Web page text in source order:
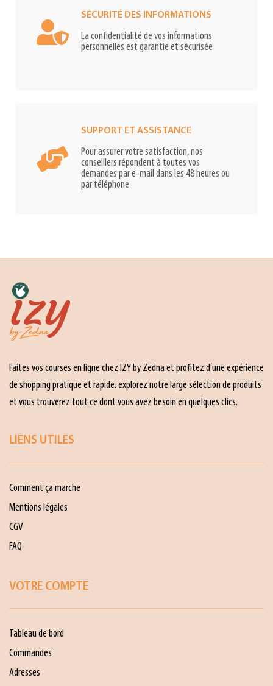
SÉCURITÉ DES INFORMATIONS
La confidentialité de vos informations
personnelles est garantie et sécurisée
SUPPORT ET ASSISTANCE
Pour assurer votre satisfaction, nos
conseillers répondent à toutes vos
demandes par e-mail dans les 48 heures ou
par téléphone
Faites vos courses en ligne chez IZY by Zedna et profitez d’une expérience
de shopping pratique et rapide. explorez notre large sélection de produits
et vous trouverez tout ce dont vous avez besoin en quelques clics.
LIENS UTILES
Comment ça marche
Mentions légales
CGV
FAQ
VOTRE COMPTE
Tableau de bord
Commandes
Adresses